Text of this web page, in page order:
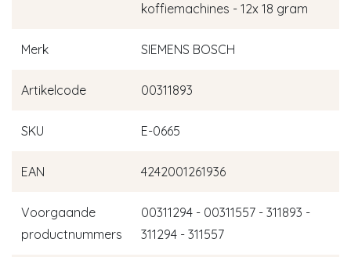
koffiemachines - 12x 18 gram
Merk SIEMENS BOSCH
Artikelcode 00311893
SKU E-0665
EAN 4242001261936
Voorgaande
productnummers
00311294 - 00311557 - 311893 -
311294 - 311557